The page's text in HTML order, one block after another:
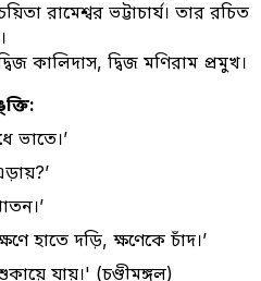
রামেশ্বর ভট্টাচার্য। তার রচিত
কালিদাস, দ্বিজ মণিরাম প্রমুখ।
ভাতে।’
হাতে দড়ি, ক্ষণেকে চাঁদ।’
যায়।' (চণ্ডীমঙ্গল)